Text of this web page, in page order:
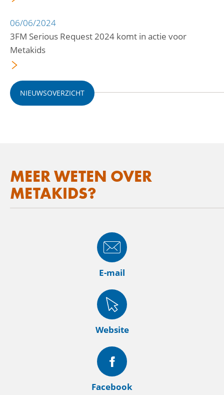
06/06/2024
3FM Serious Request 2024 komt in actie voor
Metakids
NIEUWSOVERZICHT
MEER WETEN OVER
METAKIDS?
E-mail
Website
Facebook